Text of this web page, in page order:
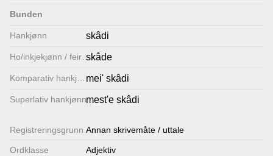
Bunden
Hankjønn skâdi
Ho/inkjekjønn / feirtal
skâde
mei' skâdi
Superlativ hankjønnmest'e skâdi
Registrerings­grunn Annan skrivemåte / uttale
Ordklasse Adjektiv